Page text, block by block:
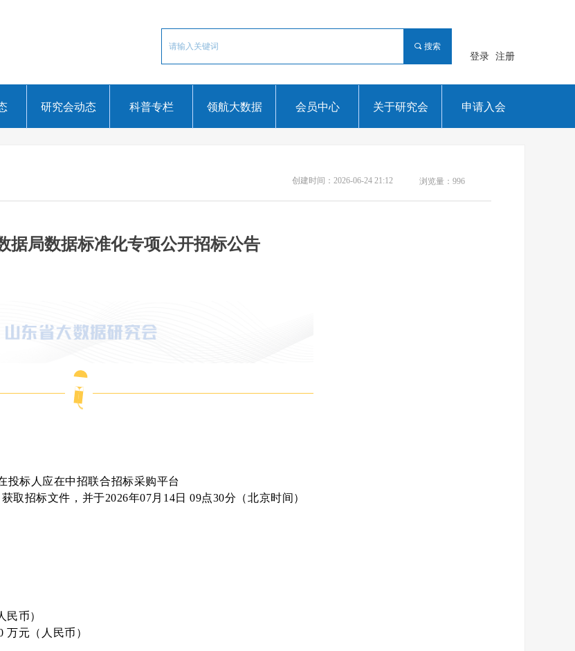
끠 搜索
登录 注册
研究会动态 科普专栏 领航大数据 会员中心 关于研究会 申请入会
据局数据标准化专项公开招标公告
投标人应在中招联合招标采购平台
获取招标文件，并于2026年07月14日 09点30分（北京时间）
民币）
万元（人民币）
创建时间： 2026-06-24 21:12 浏览量： 996